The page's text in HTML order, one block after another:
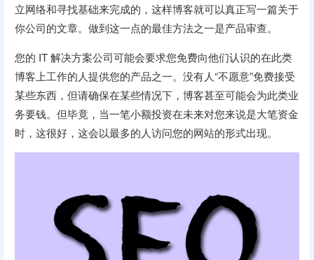
立网络和寻找基础来完成的，这样博客就可以真正写一篇关于
你公司的文章。做到这一点的最佳方法之一是产品审查。
您的 IT 解决方案公司可能会要求您免费向他们认识的在此类
博客上工作的人提供您的产品之一。没有人“不愿意”免费接受
某些东西，但请确保在某些情况下，博客甚至可能会为此类业
务要钱。但毕竟，当一笔小额投资在未来对您来说是大笔资金
时，这很好，这会以最多的人访问您的网站的形式出现。